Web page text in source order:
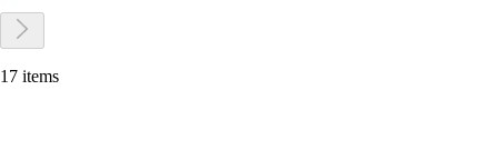
17 items